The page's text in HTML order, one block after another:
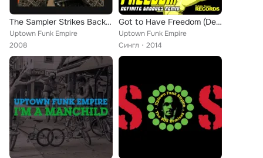
The Sampler Strikes Back (Deluxe Edition)
Uptown Funk Empire
2008
Got to Have Freedom (Definite Grooves Remix)
Uptown Funk Empire
Сингл
2014